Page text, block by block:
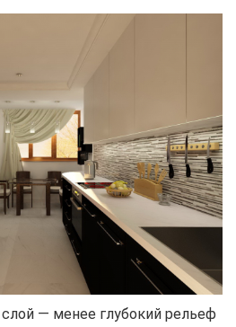
— менее глубокий рельеф